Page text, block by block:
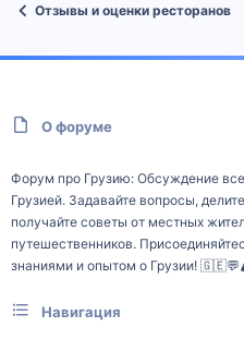
Отзывы и оценки ресторанов
О форуме
Форум про Грузию: Обсуждение
Грузией. Задавайте вопросы,
получайте советы от местных
путешественников.
знаниями и опытом о Грузии!
Навигация